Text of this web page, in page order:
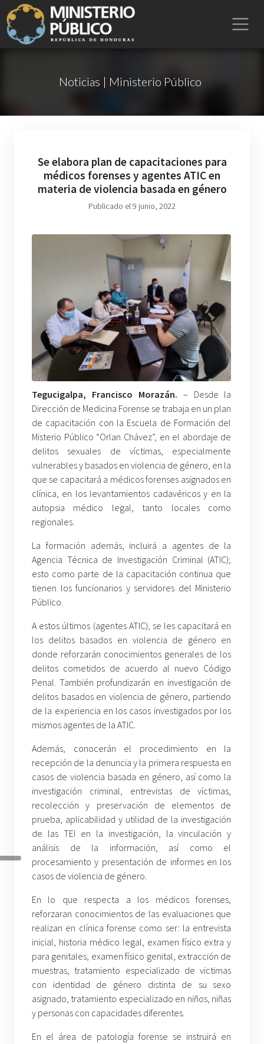
Noticias | Ministerio Público
Se elabora plan de capacitaciones para
médicos forenses y agentes ATIC en
materia de violencia basada en género
Publicado el 9 junio, 2022
Tegucigalpa, Francisco Morazán. – Desde la
Dirección de Medicina Forense se trabaja en un plan
de capacitación con la Escuela de Formación del
Misterio Público “Orlan Chávez”, en el abordaje de
delitos sexuales de víctimas, especialmente
vulnerables y basados en violencia de género, en la
que se capacitará a médicos forenses asignados en
clínica, en los levantamientos cadavéricos y en la
autopsia médico legal, tanto locales como
regionales.
La formación además, incluirá a agentes de la
Agencia Técnica de Investigación Criminal (ATIC);
esto como parte de la capacitación continua que
tienen los funcionarios y servidores del Ministerio
Público.
A estos últimos (agentes ATIC), se les capacitará en
los delitos basados en violencia de género en
donde reforzarán conocimientos generales de los
delitos cometidos de acuerdo al nuevo Código
Penal. También profundizarán en investigación de
delitos basados en violencia de género, partiendo
de la experiencia en los casos investigados por los
mismos agentes de la ATIC.
Además, conocerán el procedimiento en la
recepción de la denuncia y la primera respuesta en
casos de violencia basada en género, así como la
investigación criminal, entrevistas de víctimas,
recolección y preservación de elementos de
prueba, aplicabilidad y utilidad de la investigación
de las TEI en la investigación, la vinculación y
análisis de la información, así como el
procesamiento y presentación de informes en los
casos de violencia de género.
En lo que respecta a los médicos forenses,
reforzaran conocimientos de las evaluaciones que
realizan en clínica forense como ser: la entrevista
inicial, historia médico legal, examen físico extra y
para genitales, examen físico genital, extracción de
muestras, tratamiento especializado de victimas
con identidad de género distinta de su sexo
asignado, tratamiento especializado en niños, niñas
y personas con capacidades diferentes.
En el área de patología forense se instruirá en